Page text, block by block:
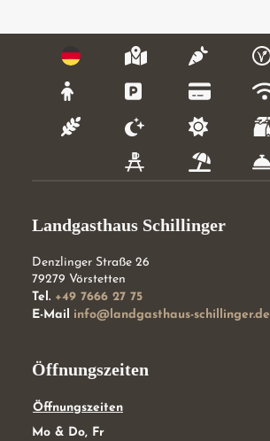
Landgasthaus Schillinger
Denzlinger Straße 26
79279 Vörstetten
Tel. +49 7666 27 75
E-Mail
info@landgasthaus-schillinger.de
Öffnungszeiten
Öffnungszeiten
Mo & Do, Fr